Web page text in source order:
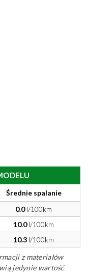
Średnie spalanie
0.0l/100km
10.0l/100km
10.3 l/100km
z materiałów
jedynie wartość